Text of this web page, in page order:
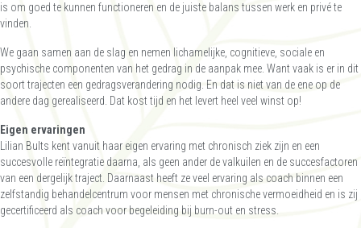
is om goed te kunnen functioneren en de juiste balans tussen werk en privé te
vinden.
We gaan samen aan de slag en nemen lichamelijke, cognitieve, sociale en
psychische componenten van het gedrag in de aanpak mee. Want vaak is er in dit
soort trajecten een gedragsverandering nodig. En dat is niet van de ene op de
andere dag gerealiseerd. Dat kost tijd en het levert heel veel winst op!
Eigen ervaringen
Lilian Bults kent vanuit haar eigen ervaring met chronisch ziek zijn en een
succesvolle reïntegratie daarna, als geen ander de valkuilen en de succesfactoren
van een dergelijk traject. Daarnaast heeft ze veel ervaring als coach binnen een
zelfstandig behandelcentrum voor mensen met chronische vermoeidheid en is zij
gecertificeerd als coach voor begeleiding bij burn-out en stress.